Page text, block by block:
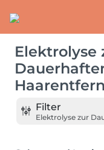
Elektrolyse
Filter
Elektrolyse zur